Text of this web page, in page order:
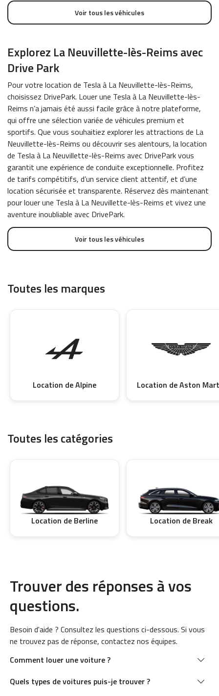
Voir tous les véhicules
Explorez La Neuvillette-lès-Reims avec
Drive Park
Pour votre location de Tesla à La Neuvillette-lès-Reims,
choisissez DrivePark. Louer une Tesla à La Neuvillette-lès-
Reims n’a jamais été aussi facile grâce à notre plateforme,
qui offre une sélection variée de véhicules premium et
sportifs. Que vous souhaitiez explorer les attractions de La
Neuvillette-lès-Reims ou découvrir ses alentours, la location
de Tesla à La Neuvillette-lès-Reims avec DrivePark vous
garantit une expérience de conduite exceptionnelle. Profitez
de tarifs compétitifs, d’un service client attentif, et d’une
location sécurisée et transparente. Réservez dès maintenant
pour louer une Tesla à La Neuvillette-lès-Reims et vivez une
aventure inoubliable avec DrivePark.
Voir tous les véhicules
Toutes les marques
Location de Alpine Location de Aston
Toutes les catégories
Location de Berline Location de Break
Trouver des réponses à vos
questions.
Besoin d'aide ? Consultez les questions ci-dessous. Si vous
ne trouvez pas de réponse, contactez nos équipes.
Comment louer une voiture ?
Quels types de voitures puis-je trouver ?